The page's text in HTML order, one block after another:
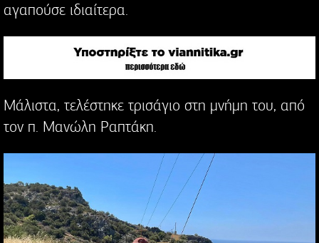
αγαπούσε ιδιαίτερα.
Μάλιστα, τελέστηκε τρισάγιο στη μνήμη του, από
τον π. Μανώλη Ραπτάκη.